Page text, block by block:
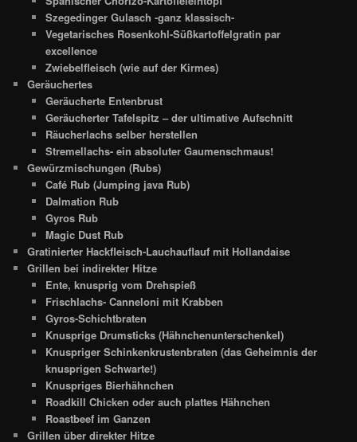
Szegedinger Gulasch -ganz klassisch-
Vegetarisches Rosenkohl-Süßkartoffelgratin par
excellence
Zwiebelfleisch (wie auf der Kirmes)
Geräuchertes
Geräucherte Entenbrust
Geräucherter Tafelspitz – der ultimative Aufschnitt
Räucherlachs selber herstellen
Stremellachs- ein absoluter Gaumenschmaus!
Gewürzmischungen (Rubs)
Café Rub (Jumping java Rub)
Dalmation Rub
Gyros Rub
Magic Dust Rub
Gratinierter Hackfleisch-Lauchauflauf mit Hollandaise
Grillen bei indirekter Hitze
Ente, knusprig vom Drehspieß
Frischlachs- Canneloni mit Krabben
Gyros-Schichtbraten
Knusprige Drumsticks (Hähnchenunterschenkel)
Knuspriger Schinkenkrustenbraten (das Geheimnis der
knusprigen Schwarte!)
Knuspriges Bierhähnchen
Roadkill Chicken oder auch plattes Hähnchen
Roastbeef im Ganzen
Grillen über direkter Hitze